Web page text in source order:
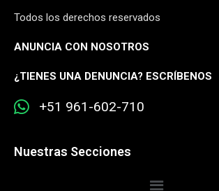
Todos los derechos reservados
ANUNCIA CON NOSOTROS
¿TIENES UNA DENUNCIA? ESCRÍBENOS
+51 961-602-710
Nuestras Secciones